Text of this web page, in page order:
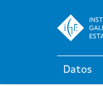
Datos